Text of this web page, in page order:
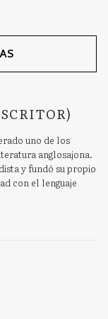
uno de los
anglosajona.
y fundó su propio
con el lenguaje